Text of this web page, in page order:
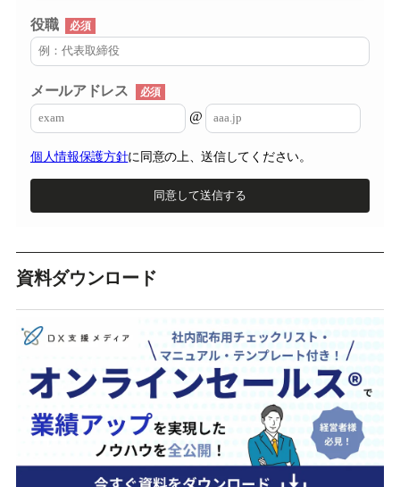
役職 必須
メールアドレス 必須
@
個人情報保護方針に同意の上、送信してください。
同意して送信する
資料ダウンロード